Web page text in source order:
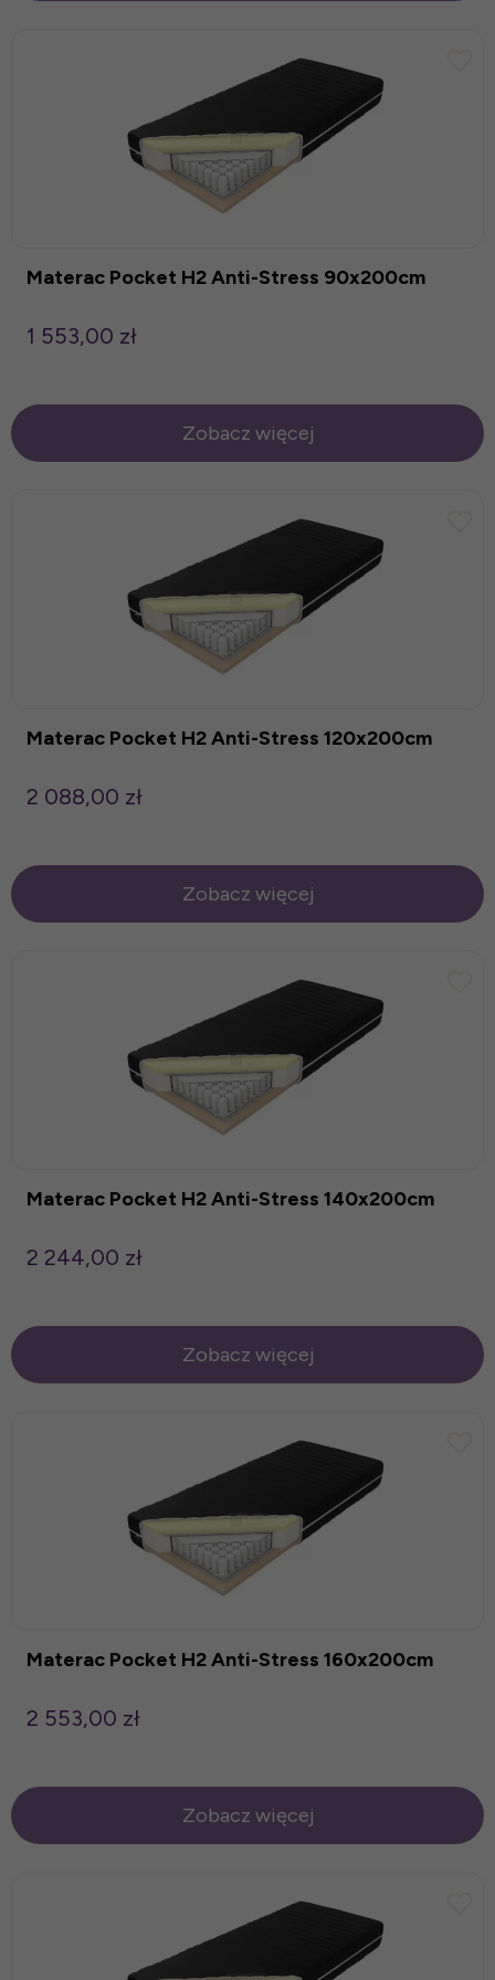
Materac Pocket H2 Anti-Stress 90x200cm
1 553,00 zł
Zobacz więcej
Materac Pocket H2 Anti-Stress 120x200cm
2 088,00 zł
Zobacz więcej
Materac Pocket H2 Anti-Stress 140x200cm
2 244,00 zł
Zobacz więcej
Materac Pocket H2 Anti-Stress 160x200cm
2 553,00 zł
Zobacz więcej